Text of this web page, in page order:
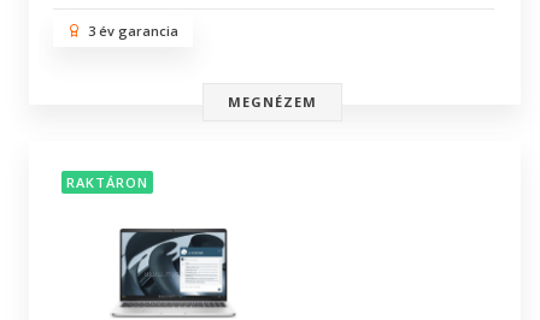
3 év garancia
MEGNÉZEM
RAKTÁRON